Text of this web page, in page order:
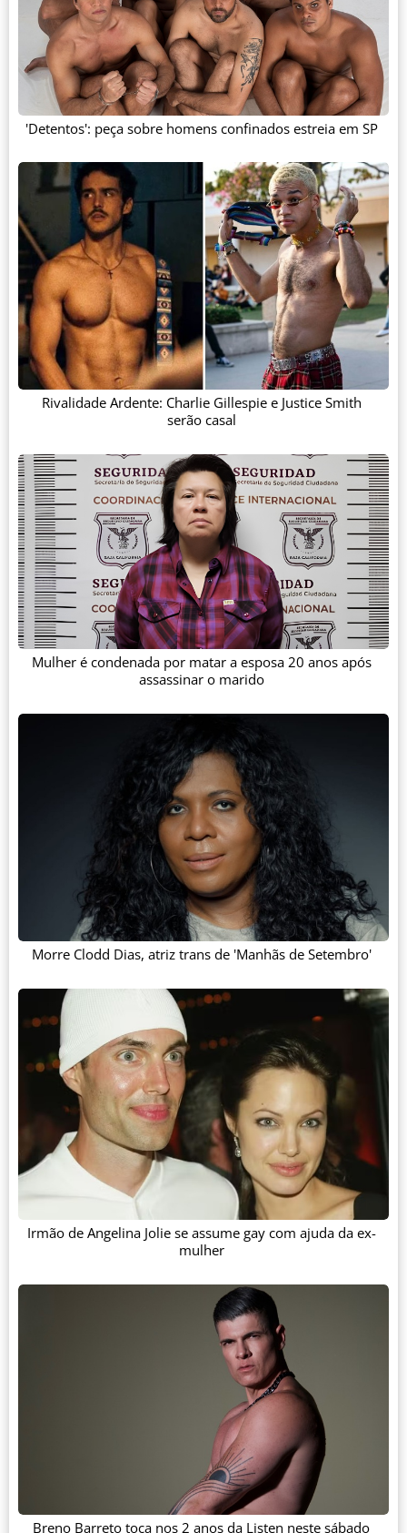
'Detentos': peça sobre homens confinados estreia em SP
Rivalidade Ardente: Charlie Gillespie e Justice Smith
serão casal
Mulher é condenada por matar a esposa 20 anos após
assassinar o marido
Morre Clodd Dias, atriz trans de 'Manhãs de Setembro'
Irmão de Angelina Jolie se assume gay com ajuda da ex-
mulher
Breno Barreto toca nos 2 anos da Listen neste sábado